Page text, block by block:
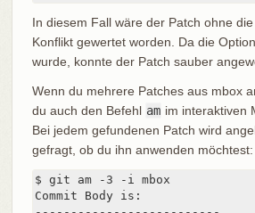
In diesem Fall wäre der Patch ohne
Konflikt gewertet worden. Da die Option
wurde, konnte der Patch sauber
Wenn du mehrere Patches aus mbox
du auch den Befehl am im interaktiven
Bei jedem gefundenen Patch wird
gefragt, ob du ihn anwenden möchtest:
$ git am -3 -i mbox
Commit Body is: